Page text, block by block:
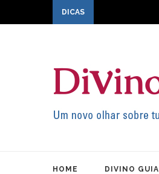
DICAS
HOME DIVINO GUIA